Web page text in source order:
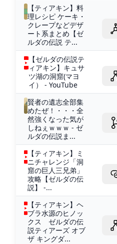
【ティアキン】料
理レシピ ケーキ・
クレープなどデザ
ート系まとめ【ゼ
ルダの伝説 テ...
【ゼルダの伝説テ
ィアキン】キュサ
ツ湖の洞窟(マヨ
イ） - YouTube
賢者の遺志全部集
めたぜ！・・・全
然強くなった気が
しねぇｗｗｗ - ゼ
ルダの伝説ま...
【ティアキン】ミ
ニチャレンジ「洞
窟の巨人三兄弟」
攻略【ゼルダの伝
説】 -...
【ティアキン】ヘ
ブラ水源のヒノッ
クス ゼルダの伝
説ティアーズ オブ
ザ キングダ...